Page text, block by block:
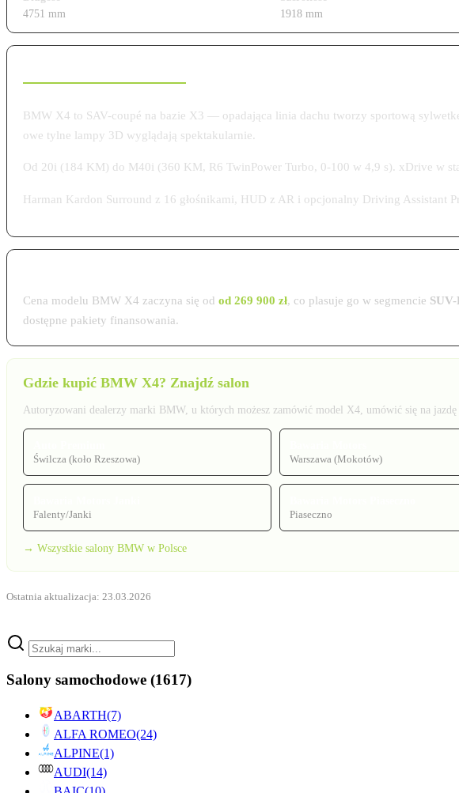
4751 mm
1918 mm
BMW X4 to SAV-coupé na bazie X3 — opadająca linia dachu tworzy sportową
owe tylne lampy 3D wyglądają spektakularnie.
Od 20i (184 KM) do M40i (360 KM, R6 TwinPower Turbo, 0-100 w 4,9 s). xDrive w
Harman Kardon Surround z 16 głośnikami, HUD z AR i opcjonalny Driving
Cena modelu BMW X4 zaczyna się od od 269 900 zł, co plasuje go w segmencie
dostępne pakiety finansowania.
Gdzie kupić BMW X4? Znajdź salon
Autoryzowani dealerzy marki BMW, u których możesz zamówić model X4, umówić się na
Świlcza (koło Rzeszowa) Warszawa (Mokotów)
Falenty/Janki Piaseczno
→ Wszystkie salony BMW w Polsce
Ostatnia aktualizacja: 23.03.2026
Salony samochodowe (1617)
ABARTH(7)
ALFA ROMEO(24)
ALPINE(1)
AUDI(14)